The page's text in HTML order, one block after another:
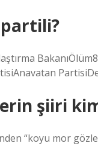
şiiri
“koyu mor